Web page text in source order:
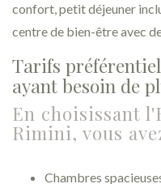
confort, petit déjeuner
centre de bien-être avec
Tarifs
ayant besoin de
En choisissant
Rimini, vous
Chambres